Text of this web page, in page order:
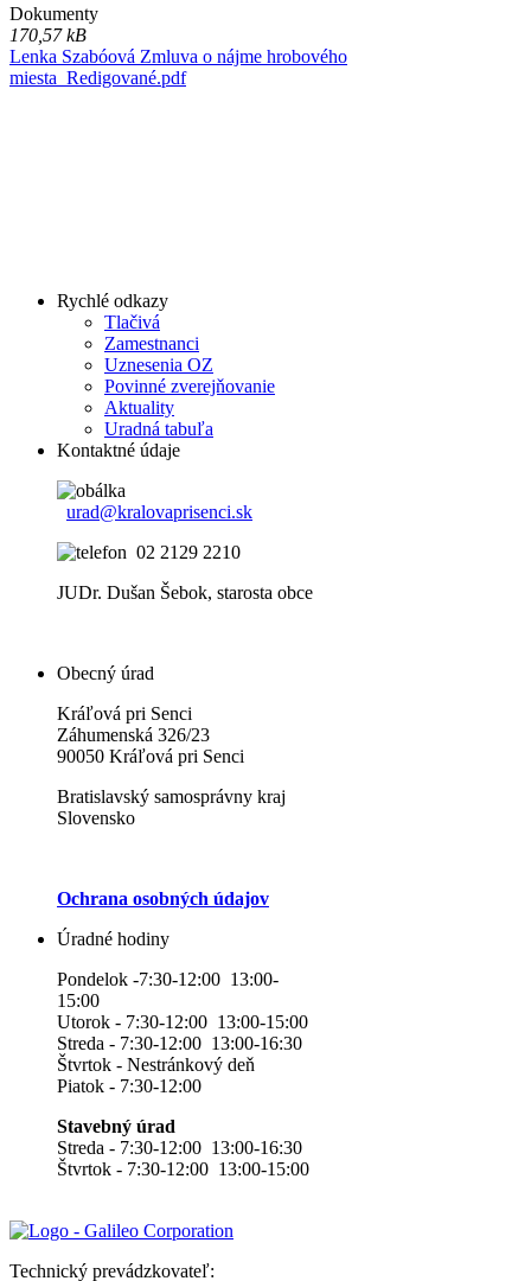
Dokumenty
170,57 kB
Lenka Szabóová Zmluva o nájme hrobového
miesta_Redigované.pdf
Rychlé odkazy
Tlačivá
Zamestnanci
Uznesenia OZ
Povinné zverejňovanie
Aktuality
Uradná tabuľa
Kontaktné údaje
urad@kralovaprisenci.sk
02 2129 2210
JUDr. Dušan Šebok, starosta obce
Obecný úrad
Kráľová pri Senci
Záhumenská 326/23
90050 Kráľová pri Senci
Bratislavský samosprávny kraj
Slovensko
Ochrana osobných údajov
Úradné hodiny
Pondelok -7:30-12:00 13:00-
15:00
Utorok - 7:30-12:00 13:00-15:00
Streda - 7:30-12:00 13:00-16:30
Štvrtok - Nestránkový deň
Piatok - 7:30-12:00
Stavebný úrad
Streda - 7:30-12:00 13:00-16:30
Štvrtok - 7:30-12:00 13:00-15:00
Technický prevádzkovateľ: